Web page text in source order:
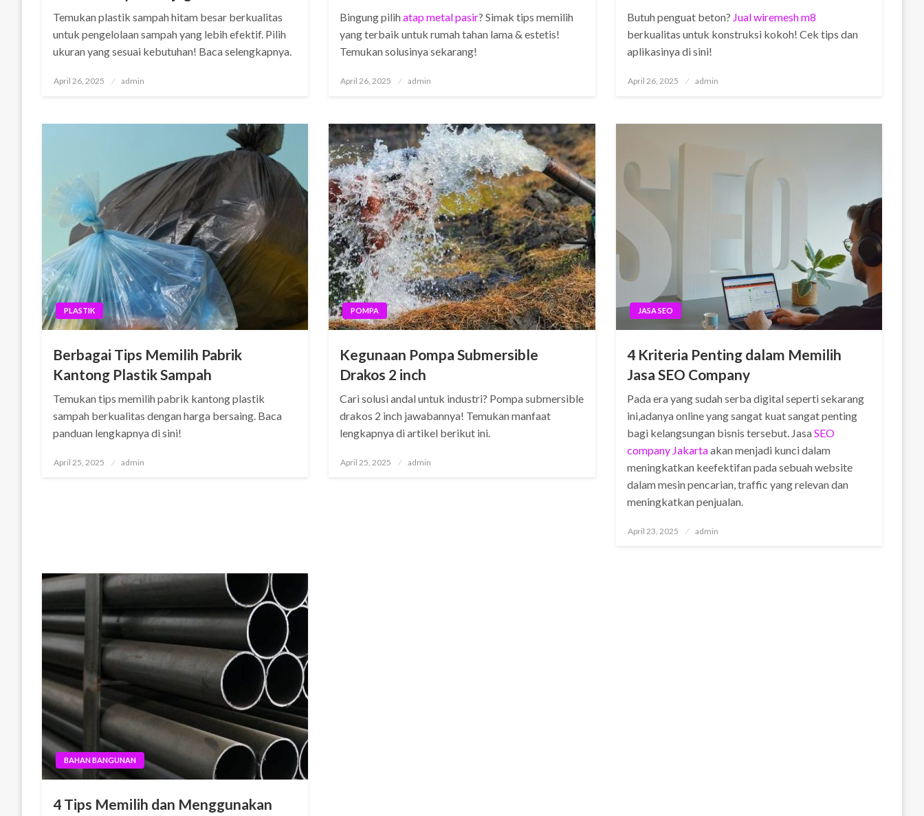
Temukan plastik sampah hitam besar berkualitas
untuk pengelolaan sampah yang lebih efektif. Pilih
ukuran yang sesuai kebutuhan! Baca selengkapnya.
Posted
April 26, 2025 admin
Bingung pilihatap metal pasir? Simak tips memilih
yang terbaik untuk rumah tahan lama & estetis!
Temukan solusinya sekarang!
Posted
April 26, 2025 admin
Butuh penguat beton? Jual wiremesh m8
berkualitas untuk konstruksi kokoh! Cek tips dan
aplikasinya di sini!
Posted
April 26, 2025 admin
PLASTIK
Berbagai Tips Memilih Pabrik
Kantong Plastik Sampah
Temukan tips memilih pabrik kantong plastik
sampah berkualitas dengan harga bersaing. Baca
panduan lengkapnya di sini!
Posted
April 25, 2025 admin
POMPA
Kegunaan Pompa Submersible
Drakos 2 inch
Cari solusi andal untuk industri? Pompa submersible
drakos 2 inch jawabannya! Temukan manfaat
lengkapnya di artikel berikut ini.
Posted
April 25, 2025 admin
JASA SEO
4 Kriteria Penting dalam Memilih
Jasa SEO Company
Pada era yang sudah serba digital seperti sekarang
ini,adanya online yang sangat kuat sangat penting
bagi kelangsungan bisnis tersebut. JasaSEO
company Jakartaakan menjadi kunci dalam
meningkatkan keefektifan pada sebuah website
dalam mesin pencarian, traffic yang relevan dan
meningkatkan penjualan.
Posted
April 23, 2025 admin
BAHAN BANGUNAN
4 Tips Memilih dan Menggunakan